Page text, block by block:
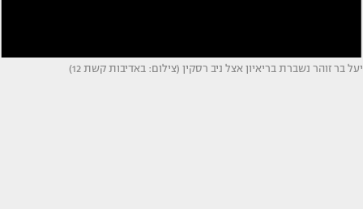
יעל בר זוהר נשברת בריאיון אצל ניב רסקין (צילום: באדיבות קשת 12)